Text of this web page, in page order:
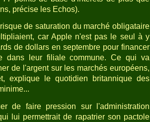
précise les Echos).
de saturation du marché obligataire
car Apple n'est pas le seul à y
de dollars en septembre pour financer
dans leur filiale commune. Ce qui va
de l'argent sur les marchés européens,
explique le quotidien britannique des
de faire pression sur l'administration
lui permettrait de rapatrier son pactole